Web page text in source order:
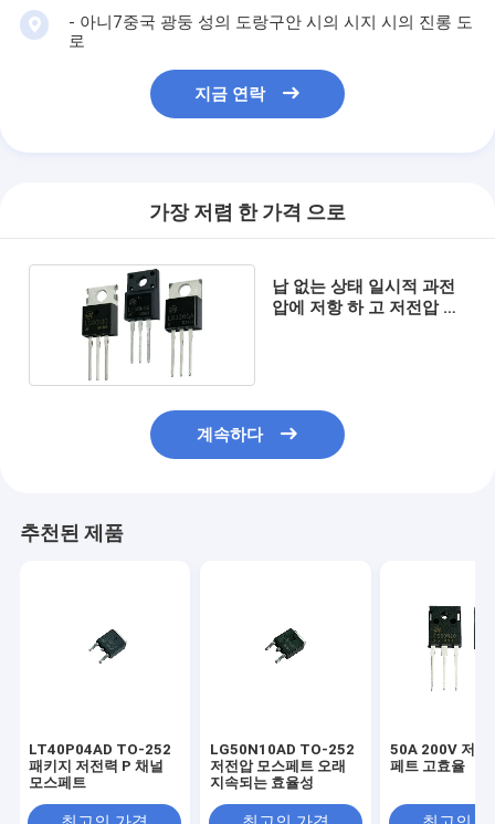
- 아니7중국 광둥 성의 도랑구안 시의 시지 시의 진롱 도
로
지금 연락
가장 저렴 한 가격 으로
납 없는 상태 일시적 과전
압에 저항 하 고 저전압 모
계속하다
추천된 제품
LT40P04AD TO-252
패키지 저전력 P 채널
모스페트
LG50N10AD TO-252
저전압 모스페트 오래
지속되는 효율성
50A 200V 저전
페트 고효율